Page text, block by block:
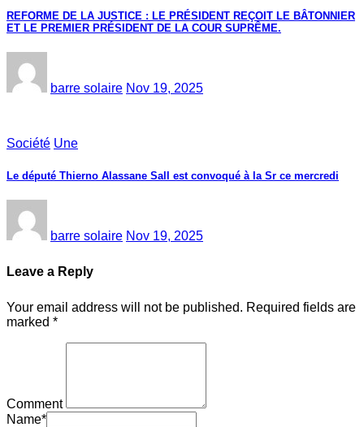
REFORME DE LA JUSTICE : LE PRÉSIDENT REÇOIT LE BÂTONNIER
ET LE PREMIER PRÉSIDENT DE LA COUR SUPRÊME.
barre solaire Nov 19, 2025
Société Une
Le député Thierno Alassane Sall est convoqué à la Sr ce mercredi
barre solaire Nov 19, 2025
Leave a Reply
Your email address will not be published. Required fields are
marked *
Comment
Name*